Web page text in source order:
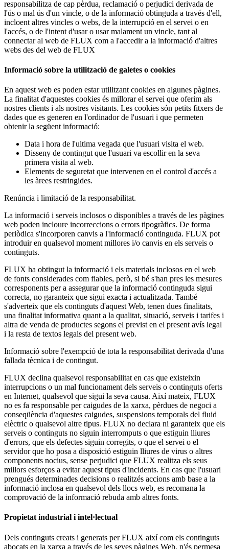
responsabilitza de cap pèrdua, reclamació o perjudici derivada de
l'ús o mal ús d'un vincle, o de la informació obtinguda a través d'ell,
incloent altres vincles o webs, de la interrupció en el servei o en
l'accés, o de l'intent d'usar o usar malament un vincle, tant al
connectar al web de FLUX com a l'accedir a la informació d'altres
webs des del web de FLUX
Informació sobre la utilització de galetes o cookies
En aquest web es poden estar utilitzant cookies en algunes pàgines.
La finalitat d'aquestes cookies és millorar el servei que oferim als
nostres clients i als nostres visitants. Les cookies són petits fitxers de
dades que es generen en l'ordinador de l'usuari i que permeten
obtenir la següent informació:
Data i hora de l'ultima vegada que l'usuari visita el web.
Disseny de contingut que l'usuari va escollir en la seva
primera visita al web.
Elements de seguretat que intervenen en el control d'accés a
les àrees restringides.
Renúncia i limitació de la responsabilitat.
La informació i serveis inclosos o disponibles a través de les pàgines
web poden incloure incorreccions o errors tipogràfics. De forma
periòdica s'incorporen canvis a l'informació continguda. FLUX pot
introduir en qualsevol moment millores i/o canvis en els serveis o
continguts.
FLUX ha obtingut la informació i els materials inclosos en el web
de fonts considerades com fiables, però, si bé s'han pres les mesures
corresponents per a assegurar que la informació continguda sigui
correcta, no garanteix que sigui exacta i actualitzada. També
s'adverteix que els continguts d'aquest Web, tenen dues finalitats,
una finalitat informativa quant a la qualitat, situació, serveis i tarifes i
altra de venda de productes segons el previst en el present avís legal
i la resta de textos legals del present web.
Informació sobre l'exempció de tota la responsabilitat derivada d'una
fallada tècnica i de contingut.
FLUX declina qualsevol responsabilitat en cas que existeixin
interrupcions o un mal funcionament dels serveis o continguts oferts
en Internet, qualsevol que sigui la seva causa. Així mateix, FLUX
no es fa responsable per caigudes de la xarxa, pèrdues de negoci a
conseqüència d'aquestes caigudes, suspensions temporals del fluid
elèctric o qualsevol altre tipus. FLUX no declara ni garanteix que els
serveis o continguts no siguin interromputs o que estiguin lliures
d'errors, que els defectes siguin corregits, o que el servei o el
servidor que ho posa a disposició estiguin lliures de virus o altres
components nocius, sense perjudici que FLUX realitza els seus
millors esforços a evitar aquest tipus d'incidents. En cas que l'usuari
prengués determinades decisions o realitzés accions amb base a la
informació inclosa en qualsevol dels llocs web, es recomana la
comprovació de la informació rebuda amb altres fonts.
Propietat industrial i intel·lectual
Dels continguts creats i generats per FLUX així com els continguts
abocats en la xarxa a través de les seves pàgines Web, n'és permesa